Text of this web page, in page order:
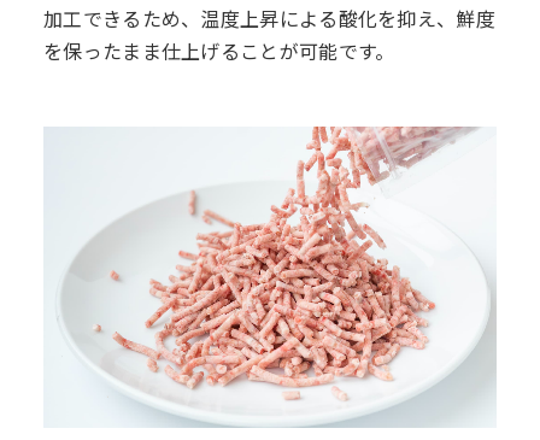
加工できるため、温度上昇による酸化を抑え、鮮度
を保ったまま仕上げることが可能です。